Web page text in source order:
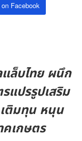
Facebook
ล็บไทย ผนึก
แปรรูปเสริม
ติมทุน หนุน
คเกษตร